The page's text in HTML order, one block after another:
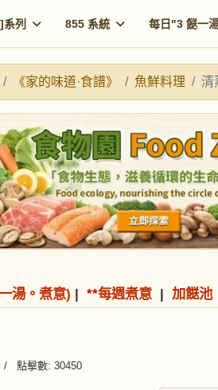
列 855 系統 每日"3 餸一
《家的味道·食譜》 魚鮮料理 清
湯。煮意) | **每週煮意 | 加餸池
點擊數: 30450